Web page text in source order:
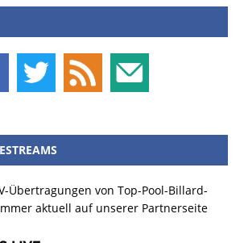
Übertragungen von Top-Pool-Billard-
aktuell auf unserer Partnerseite